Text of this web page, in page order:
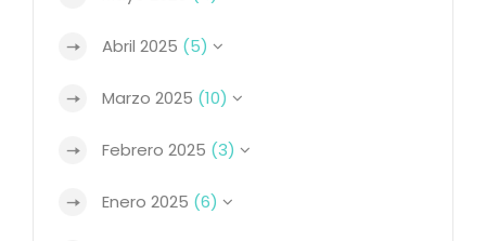
Abril 2025 (5)
Marzo 2025 (10)
Febrero 2025 (3)
Enero 2025 (6)